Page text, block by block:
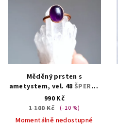
Měděný prsten s
ametystem, vel. 48 ŠPERKY
S PŘÍRODNÍMI KRYSTALY
990 Kč
1 100 Kč
(–10 %)
Momentálně nedostupné